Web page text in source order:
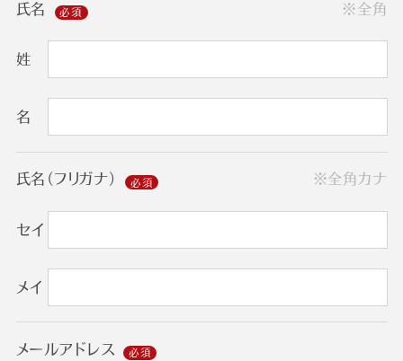
氏名
姓
名
※全角
氏名（フリガナ）
セイ
メイ
※全角カナ
メールアドレス